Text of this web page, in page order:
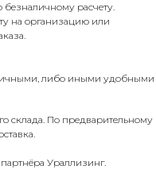
расчету.
на организацию или
либо иными удобными
склада. По предварительному
Ураллизинг.